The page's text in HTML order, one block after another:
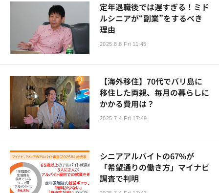
定年退職後では遅すぎる！ミド
ルシニアが“副業”をするべき
理由
2025.8.8 Fri 11:45
【海外移住】70代でバリ島に
移住した両親、毎月の暮らしに
かかる費用は？
2025.7.4 Fri 17:49
シニアアルバイトの67%が
「希望通りの働き方」マイナビ
調査で判明